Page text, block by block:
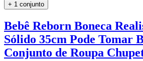
+ 1 conjunto
Bebê Reborn Boneca
Sólido 35cm Pode Tomar
Conjunto de Roupa